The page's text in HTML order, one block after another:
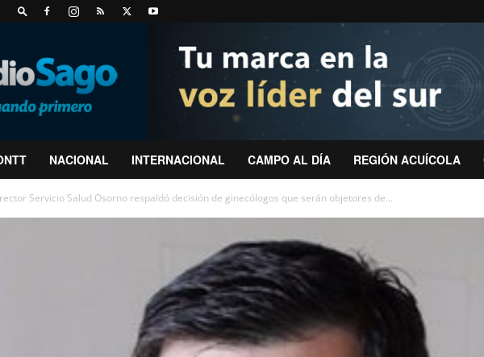
NACIONAL INTERNACIONAL CAMPO AL DÍA REGIÓN ACUÍCOLA
Servicio Salud Osorno respaldó decisión de ginecólogos que serán objetores de...